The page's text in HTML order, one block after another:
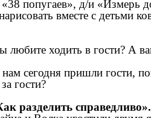
попугаев», д/и «Измерь
вместе с детьми
любите ходить в гости? А
нам сегодня пришли гости,
гости?
разделить справедливо».